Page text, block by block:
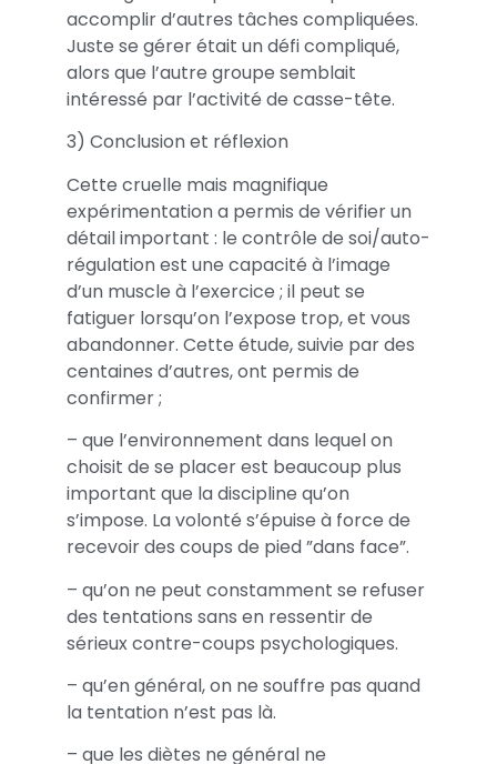
accomplir d’autres tâches compliquées.
Juste se gérer était un défi compliqué,
alors que l’autre groupe semblait
intéressé par l’activité de casse-tête.
3) Conclusion et réflexion
Cette cruelle mais magnifique
expérimentation a permis de vérifier un
détail important : le contrôle de soi/auto-
régulation est une capacité à l’image
d’un muscle à l’exercice ; il peut se
fatiguer lorsqu’on l’expose trop, et vous
abandonner. Cette étude, suivie par des
centaines d’autres, ont permis de
confirmer ;
– que l’environnement dans lequel on
choisit de se placer est beaucoup plus
important que la discipline qu’on
s’impose. La volonté s’épuise à force de
recevoir des coups de pied ”dans face”.
– qu’on ne peut constamment se refuser
des tentations sans en ressentir de
sérieux contre-coups psychologiques.
– qu’en général, on ne souffre pas quand
la tentation n’est pas là.
– que les diètes ne général ne